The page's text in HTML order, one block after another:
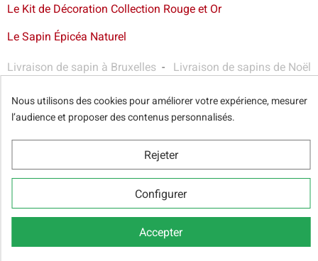
Le Kit de Décoration Collection Rouge et Or
Le Sapin Épicéa Naturel
Livraison de sapin à Bruxelles - Livraison de sapins de Noël
Conditions générales
confidentialité-Cookie Relevé-Nos partenaires web
Nous utilisons des cookies pour améliorer votre expérience, mesurer
l’audience et proposer des contenus personnalisés.
Rejeter
Configurer
Accepter